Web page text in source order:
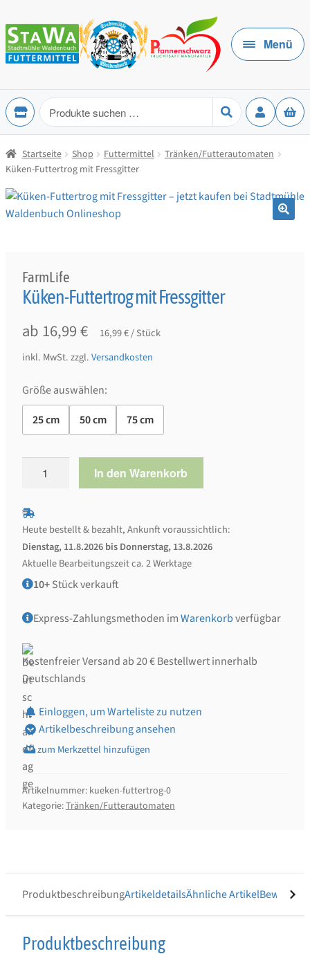
Zur
Navigation
springen
Zum
Inhalt
springen
Menü
Produkte
suchen
Startseite Shop Futtermittel
Tränken/Futterautomaten
Küken-Futtertrog mit Fressgitter
FarmLife
Küken-Futtertrog mit Fressgitter
ab 16,99€ 16,99€/Stück
inkl. MwSt.zzgl.Versandkosten
Größe auswählen:
25 cm
50 cm 75 cm
Futtertrog
Fressgitter
Menge
In den Warenkorb
Heute bestellt & bezahlt, Ankunft voraussichtlich:
Dienstag, 11.8.2026 bis Donnerstag, 13.8.2026
Aktuelle Bearbeitungszeit ca. 2 Werktage
10+Stück verkauft
Express-Zahlungsmethoden imWarenkorbverfügbar
Kostenfreier Versand ab 20 € Bestellwert innerhalb
Deutschlands
Einloggen, um Warteliste zu nutzen
Artikelbeschreibung ansehen
Artikelnummer: kueken-futtertrog-0
Kategorie:Tränken/Futterautomaten
ProduktbeschreibungArtikeldetailsÄhnliche Artikel
Produktbeschreibung
Produktbeschreibung